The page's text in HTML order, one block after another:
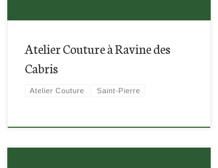
Atelier Couture à Ravine des
Cabris
Atelier Couture Saint-Pierre